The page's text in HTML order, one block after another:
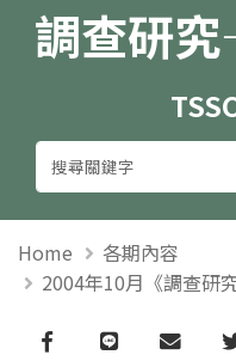
調查研
Home
各期內容
2004年10月《調查
Facebook
line email